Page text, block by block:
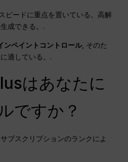
ピードに重点を置いている。高解
成できる。.
ンペイントコントロール, そのた
適している。.
はあなたに
ですか？
ブスクリプションのランクによ